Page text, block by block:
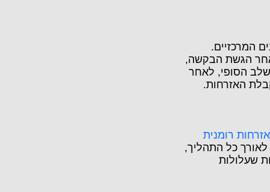
המרכזיים.
הגשת הבקשה,
הסופי, לאחר
האזרחות.
רומנית
כל התהליך,
שעלולות